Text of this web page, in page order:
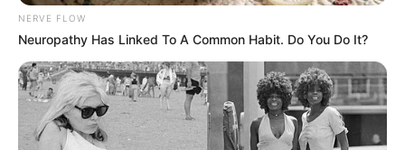
NERVE FLOW
Neuropathy Has Linked To A Common Habit. Do You Do It?